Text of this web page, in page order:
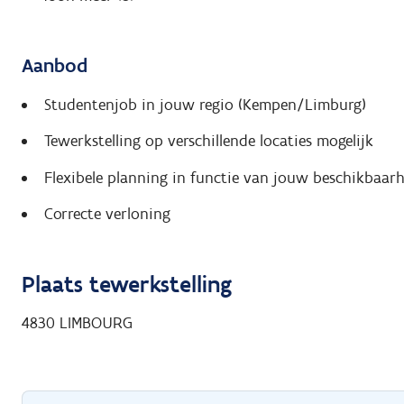
Aanbod
Studentenjob in jouw regio (Kempen/Limburg)
Tewerkstelling op verschillende locaties mogelijk
Flexibele planning in functie van jouw
Correcte verloning
Plaats tewerkstelling
4830 LIMBOURG